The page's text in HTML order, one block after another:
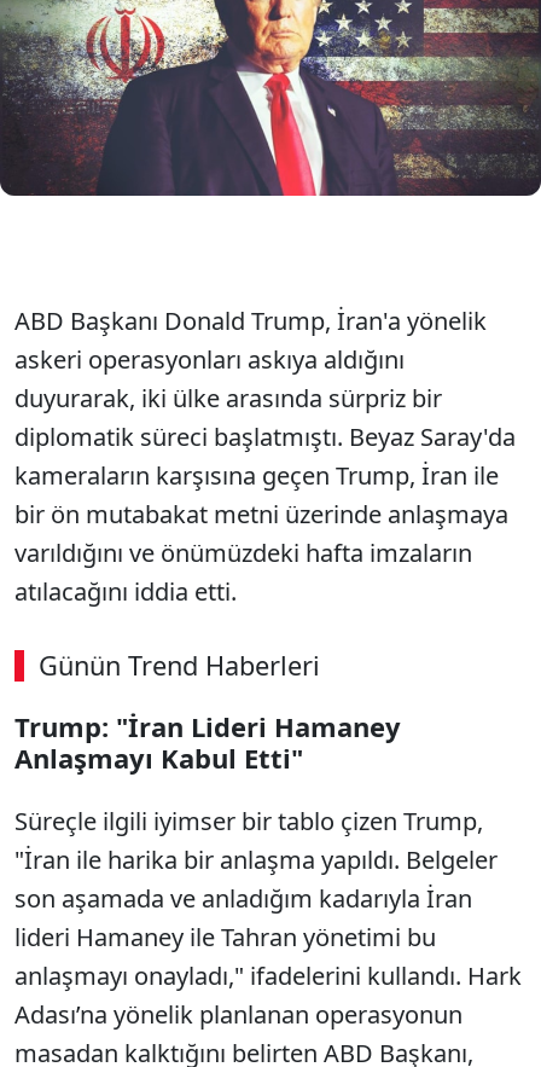
açıklamasıyla hareketlendi. Trump, anlaşmanın
Avrupa'da imzalanacağının sinyalini verirken,
Tahran cephesinden gelen "henüz nihai bir
sonuca varılmadı" açıklaması, bölgedeki
tansiyonun sürdüğünü gözler önüne serdi.
ABD Başkanı Donald Trump, İran'a yönelik
askeri operasyonları askıya aldığını
duyurarak, iki ülke arasında sürpriz bir
diplomatik süreci başlatmıştı. Beyaz Saray'da
kameraların karşısına geçen Trump, İran ile
bir ön mutabakat metni üzerinde anlaşmaya
varıldığını ve önümüzdeki hafta imzaların
atılacağını iddia etti.
Günün Trend Haberleri
Trump: "İran Lideri Hamaney
Anlaşmayı Kabul Etti"
Süreçle ilgili iyimser bir tablo çizen Trump,
"İran ile harika bir anlaşma yapıldı. Belgeler
son aşamada ve anladığım kadarıyla İran
lideri Hamaney ile Tahran yönetimi bu
anlaşmayı onayladı," ifadelerini kullandı. Hark
Adası’na yönelik planlanan operasyonun
masadan kalktığını belirten ABD Başkanı,